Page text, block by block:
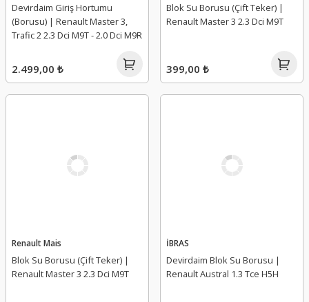
Devirdaim Giriş Hortumu
(Borusu) | Renault Master 3,
Trafic 2 2.3 Dci M9T - 2.0 Dci M9R
2.499,00 ₺
Blok Su Borusu (Çift Teker) |
Renault Master 3 2.3 Dci M9T
399,00 ₺
Renault Mais
Blok Su Borusu (Çift Teker) |
Renault Master 3 2.3 Dci M9T
İBRAS
Devirdaim Blok Su Borusu |
Renault Austral 1.3 Tce H5H